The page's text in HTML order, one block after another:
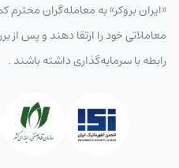
«ایران بروکر» به معامله‌گران محترم
معاملاتی خود را ارتقا دهند و پس
رابطه با سرمایه‌گذاری داشته باشند .